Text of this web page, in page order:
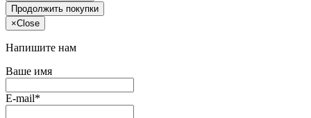
Продолжить покупки
×Close
Напишите нам
Ваше имя
E-mail*